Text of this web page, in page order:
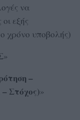
να
εξής
χρόνο υποβολής)
»
–
Στόχος)»